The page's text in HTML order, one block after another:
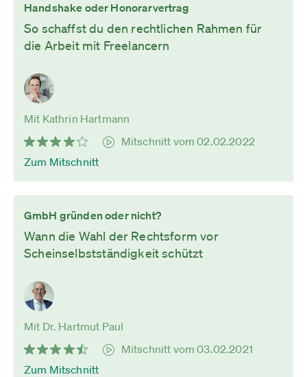
Handshake oder Honorarvertrag
So schaffst du den rechtlichen Rahmen für
die Arbeit mit Freelancern
Mit Kathrin Hartmann
Mitschnitt vom 02.02.2022
Zum Mitschnitt
GmbH gründen oder nicht?
Wann die Wahl der Rechtsform vor
Scheinselbstständigkeit schützt
Mit Dr. Hartmut Paul
Mitschnitt vom 03.02.2021
Zum Mitschnitt